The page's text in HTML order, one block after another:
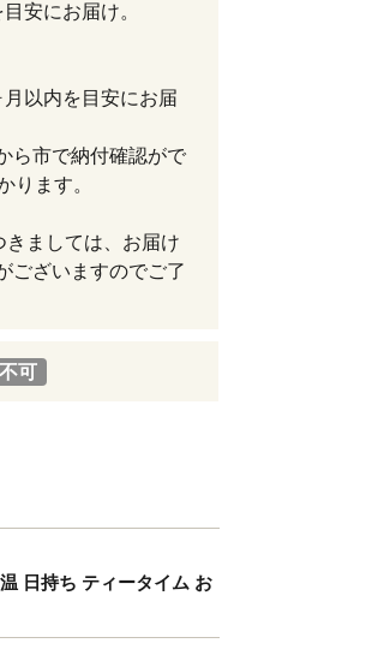
安にお届け。
以内を目安にお届
ら市で納付確認がで
ります。
ましては、お届け
ございますのでご了
可
日持ち ティータイム お